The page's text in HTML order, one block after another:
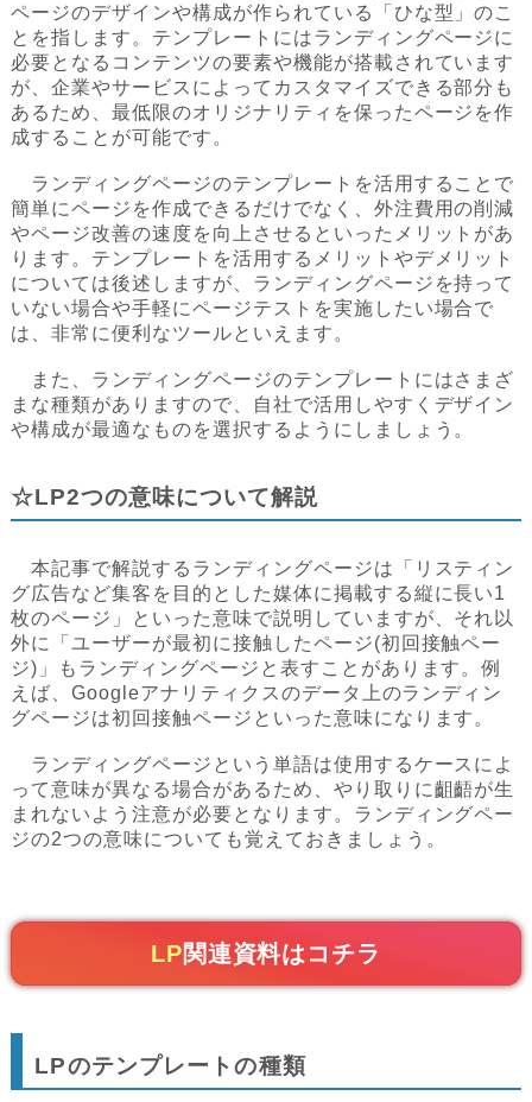
ページのデザインや構成が作られている「ひな型」のこ
とを指します。テンプレートにはランディングページに
必要となるコンテンツの要素や機能が搭載されています
が、企業やサービスによってカスタマイズできる部分も
あるため、最低限のオリジナリティを保ったページを作
成することが可能です。
ランディングページのテンプレートを活用することで
簡単にページを作成できるだけでなく、外注費用の削減
やページ改善の速度を向上させるといったメリットがあ
ります。テンプレートを活用するメリットやデメリット
については後述しますが、ランディングページを持って
いない場合や手軽にページテストを実施したい場合で
は、非常に便利なツールといえます。
また、ランディングページのテンプレートにはさまざ
まな種類がありますので、自社で活用しやすくデザイン
や構成が最適なものを選択するようにしましょう。
☆LP2つの意味について解説
本記事で解説するランディングページは「リスティン
グ広告など集客を目的とした媒体に掲載する縦に長い1
枚のページ」といった意味で説明していますが、それ以
外に「ユーザーが最初に接触したページ(初回接触ペー
ジ)」もランディングページと表すことがあります。例
えば、Googleアナリティクスのデータ上のランディン
グページは初回接触ページといった意味になります。
ランディングページという単語は使用するケースによ
って意味が異なる場合があるため、やり取りに齟齬が生
まれないよう注意が必要となります。ランディングペー
ジの2つの意味についても覚えておきましょう。
LP関連資料はコチラ
LPのテンプレートの種類